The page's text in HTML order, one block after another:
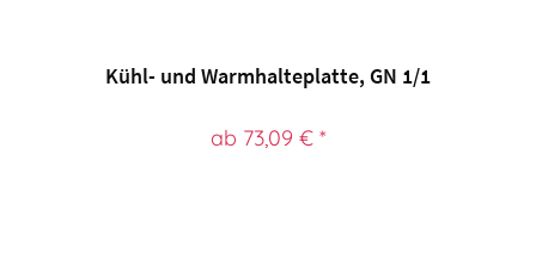
Kühl- und Warmhalteplatte, GN 1/1
ab 73,09 € *